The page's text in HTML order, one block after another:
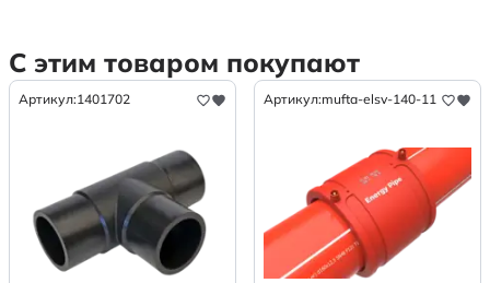
С этим товаром покупают
Артикул:1401702 Артикул:mufta-elsv-140-11